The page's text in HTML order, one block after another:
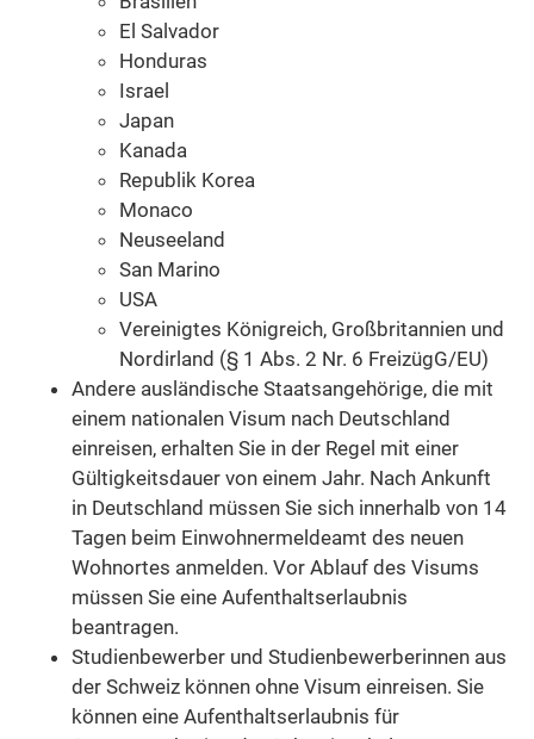
El Salvador
Honduras
Israel
Japan
Kanada
Republik Korea
Monaco
Neuseeland
San Marino
USA
Vereinigtes Königreich, Großbritannien und
Nordirland (§ 1 Abs. 2 Nr. 6 FreizügG/EU)
Andere ausländische Staatsangehörige, die mit
einem nationalen Visum nach Deutschland
einreisen, erhalten Sie in der Regel mit einer
Gültigkeitsdauer von einem Jahr. Nach Ankunft
in Deutschland müssen Sie sich innerhalb von 14
Tagen beim Einwohnermeldeamt des neuen
Wohnortes anmelden. Vor Ablauf des Visums
müssen Sie eine Aufenthaltserlaubnis
beantragen.
Studienbewerber und Studienbewerberinnen aus
der Schweiz können ohne Visum einreisen. Sie
können eine Aufenthaltserlaubnis für